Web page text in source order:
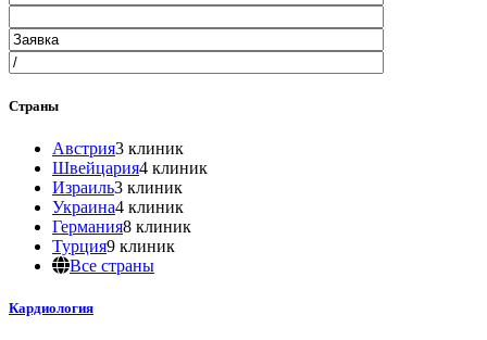
Страны
Австрия3 клиник
Швейцария4 клиник
Израиль3 клиник
Украина4 клиник
Германия8 клиник
Турция9 клиник
Все страны
Кардиология